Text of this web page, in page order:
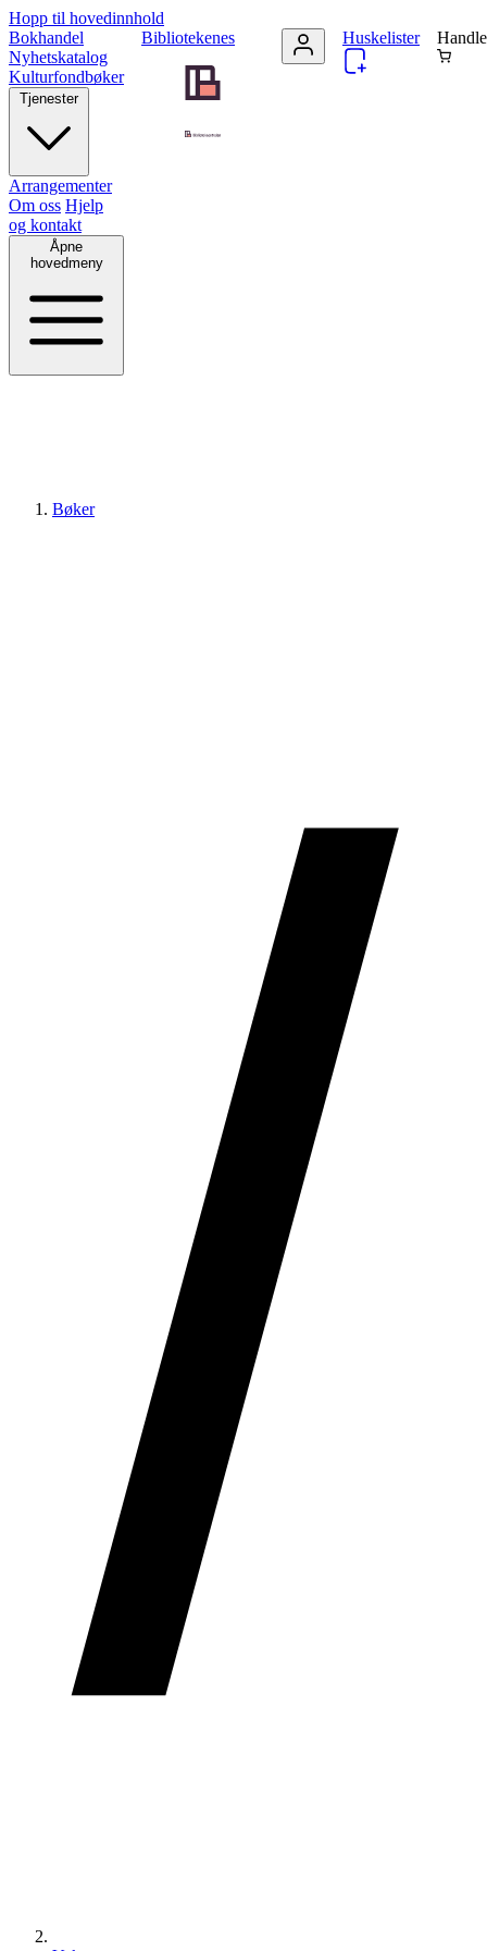
Hopp til hovedinnhold
Bibliotekenes
Bokhandel
Nyhetskatalog
Kulturfondbøker
Tjenester
Arrangementer
Om oss Hjelp
og kontakt
Åpne
hovedmeny
Huskelister
Bøker